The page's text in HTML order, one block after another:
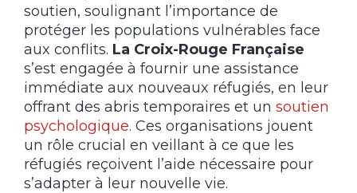
soutien, soulignant l’importance de
protéger les populations vulnérables face
aux conflits. La Croix-Rouge Française
s’est engagée à fournir une assistance
immédiate aux nouveaux réfugiés, en leur
offrant des abris temporaires et un soutien
psychologique. Ces organisations jouent
un rôle crucial en veillant à ce que les
réfugiés reçoivent l’aide nécessaire pour
s’adapter à leur nouvelle vie.